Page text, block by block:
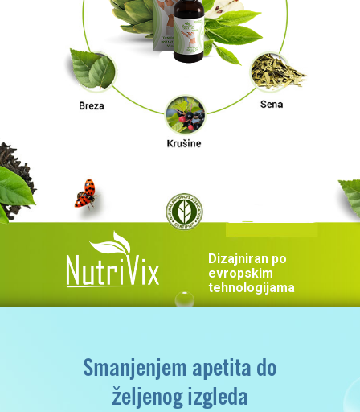
Dizajniran po
evropskim
tehnologijama
Smanjenjem apetita do
željenog izgleda